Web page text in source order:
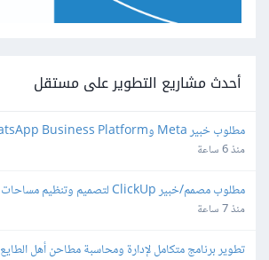
أحدث مشاريع التطوير على مستقل
واتساب
منذ 6 ساعة
مطلوب مصمم/خبير ClickUp لتصميم وتنظيم مساحات داخل ClickUp
منذ 7 ساعة
تطوير برنامج متكامل لإدارة ومحاسبة مطاحن أهل الطايع